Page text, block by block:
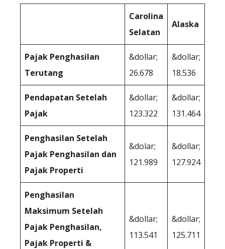
Carolina
Selatan
Alaska
Pajak Penghasilan
Terutang
&dollar;
26.678
&dollar;
18.536
Pendapatan Setelah
Pajak
&dollar;
123.322
&dollar;
131.464
Penghasilan Setelah
Pajak Penghasilan dan
Pajak Properti
&dolar;
121.989
&dollar;
127.924
Penghasilan
Maksimum Setelah
Pajak Penghasilan,
Pajak Properti &
&dollar;
113.541
&dollar;
125.711